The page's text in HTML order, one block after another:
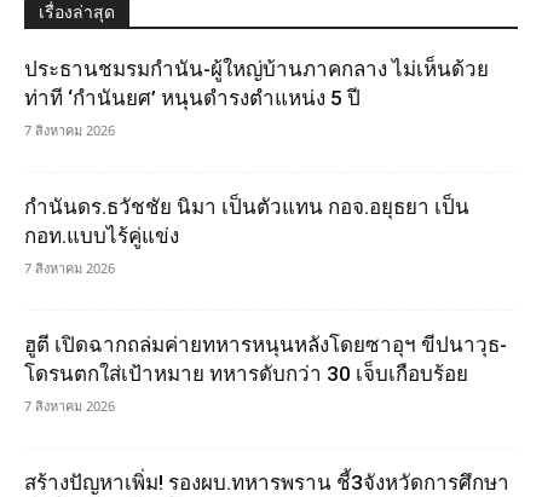
เรื่องล่าสุด
ประธานชมรมกำนัน-ผู้ใหญ่บ้านภาคกลาง ไม่เห็นด้วย
ท่าที ‘กำนันยศ’ หนุนดำรงตำแหน่ง 5 ปี
7 สิงหาคม 2026
กำนันดร.ธวัชชัย นิมา เป็นตัวแทน กอจ.อยุธยา เป็น
กอท.แบบไร้คู่แข่ง
7 สิงหาคม 2026
ฮูตี เปิดฉากถล่มค่ายทหารหนุนหลังโดยซาอุฯ ขีปนาวุธ-
โดรนตกใส่เป้าหมาย ทหารดับกว่า 30 เจ็บเกือบร้อย
7 สิงหาคม 2026
สร้างปัญหาเพิ่ม! รองผบ.ทหารพราน ชี้3จังหวัดการศึกษา